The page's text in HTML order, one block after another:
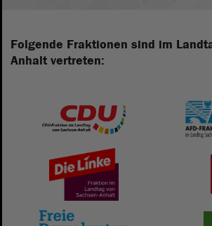
Folgende Fraktionen sind im
Anhalt vertreten: